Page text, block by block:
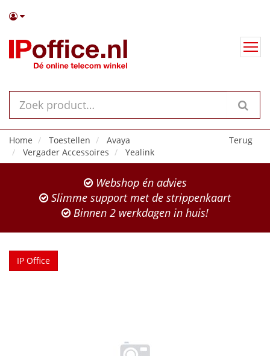
Terug
Home Toestellen
Avaya
Vergader Accessoires
Yealink
Webshop én advies
Slimme support met de strippenkaart
Binnen 2 werkdagen in huis!
IP Office